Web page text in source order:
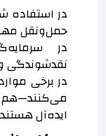
در استفاده
حمل‌ونقل
در
نقدشوندگی
در برخی
ایده‌آل